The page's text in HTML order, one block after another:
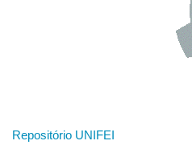
Repositório UNIFEI